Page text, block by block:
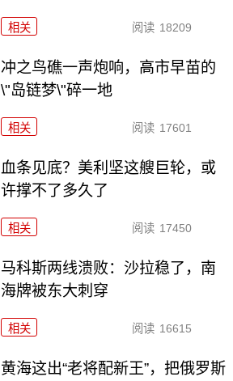
相关 阅读 18209
冲之鸟礁一声炮响，高市早苗的
\"岛链梦\"碎一地
相关 阅读 17601
血条见底？美利坚这艘巨轮，或
许撑不了多久了
相关 阅读 17450
马科斯两线溃败：沙拉稳了，南
海牌被东大刺穿
相关 阅读 16615
黄海这出“老将配新王”，把俄罗斯